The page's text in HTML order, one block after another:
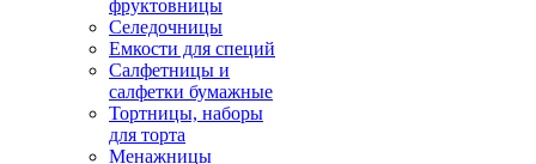
фруктовницы
Селедочницы
Емкости для специй
Салфетницы и
салфетки бумажные
Тортницы, наборы
для торта
Менажницы